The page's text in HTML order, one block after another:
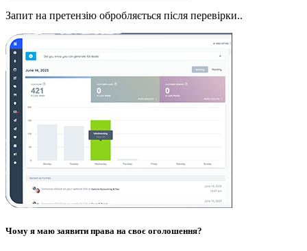
Запит на претензію обробляється після перевірки..
Чому я маю заявити права на своє оголошення?